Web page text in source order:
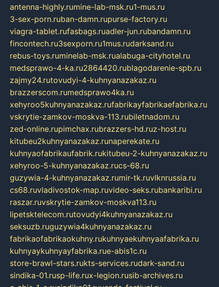
antenna-highly.rumine-lab-msk.ru1-mus.ru
3-sex-porn.ruban-damn.rupurse-factory.ru
viagra-tablet.rufasbags.ruadler-jun.rubandamn.ru
fincontech.ru3sexporn.ru1mus.rudarksand.ru
rebus-toys.ruminelab-msk.rualabuga-cityhotel.ru
medsprawo-4-ka.ru2864420.rublagodarenie-spb.ru
zajmy24.rutovudyi-4-kuhnyanazakaz.ru
brazzerscom.rumedsprawo4ka.ru
xehyroo5kuhnyanazakaz.rufabrikayfabrikaefabrika.ru
vskrytie-zamkov-moskva-113.rubiletnadom.ru
zed-online.rupimchax.rubrazzers-hd.ruz-host.ru
kitubeu2kuhnyanazakaz.runaperekate.ru
kuhnyaofabrikaufabrik.rukitubeu-2-kuhnyanazakaz.ru
xehyroo-5-kuhnyanazakaz.rucs-68.ru
guzywia-4-kuhnyanazakaz.rumir-tk.ruvlknrussia.ru
cs68.ruvladivostok-map.ruvideo-seks.rubankaribi.ru
raszar.ruvskrytie-zamkov-moskva113.ru
lipetsktelecom.rutovudyi4kuhnyanazakaz.ru
seksuzb.ruguzywia4kuhnyanazakaz.ru
fabrikaofabrikaokuhny.rukuhnyaekuhnyaafabrika.ru
kuhnyaykuhnyayfabrika.rue-abis1c.ru
store-brawl-stars.rukts-services.rudark-sand.ru
sindika-01.rusp-life.rux-legion.rusib-archives.ru